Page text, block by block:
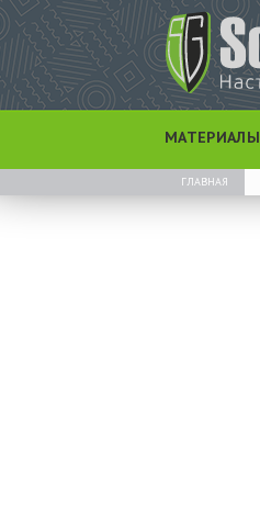
МАТЕРИАЛЫ
ГЛАВНАЯ